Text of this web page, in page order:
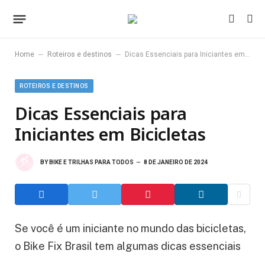
Home – Roteiros e destinos – Dicas Essenciais para Iniciantes em Bicicletas
ROTEIROS E DESTINOS
Dicas Essenciais para
Iniciantes em Bicicletas
BY BIKE E TRILHAS PARA TODOS 8 DE JANEIRO DE 2024
Se você é um iniciante no mundo das bicicletas,
o Bike Fix Brasil tem algumas dicas essenciais